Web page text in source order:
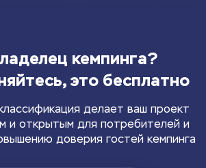
кемпинга?
это бесплатно
делает ваш проект
и открытым для потребителей и
доверия гостей кемпинга